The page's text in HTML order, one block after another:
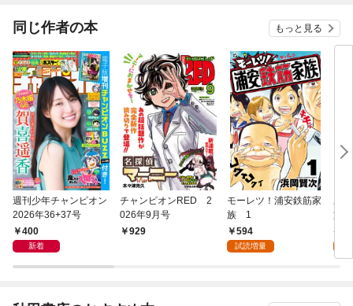
同じ作者の本 もっと見る
週刊少年チャンピオン
2026年36+37号
400
新着
チャンピオンRED 2
026年9月号
929
モーレツ！浦安鉄筋家
族 1
594
試読増量
あ
族